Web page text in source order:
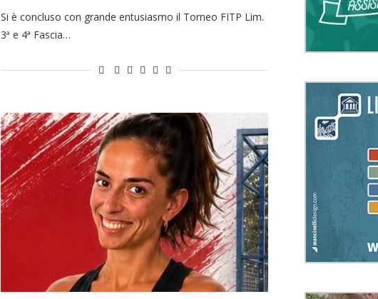
Si è concluso con grande entusiasmo il Torneo FITP Lim.
3ª e 4ª Fascia…